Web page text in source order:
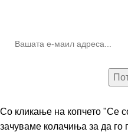
Со кликање на копчето "Се
зачуваме колачиња за да